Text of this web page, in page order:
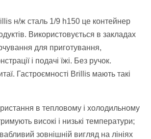
н/ж сталь 1/9 h150 це контейнер
Використовується в закладах
для приготування,
і подачі їжі. Без ручок.
Гастроємності Brillis мають такі
в тепловому і холодильному
високі і низькі температури;
зовнішній вигляд на лініях